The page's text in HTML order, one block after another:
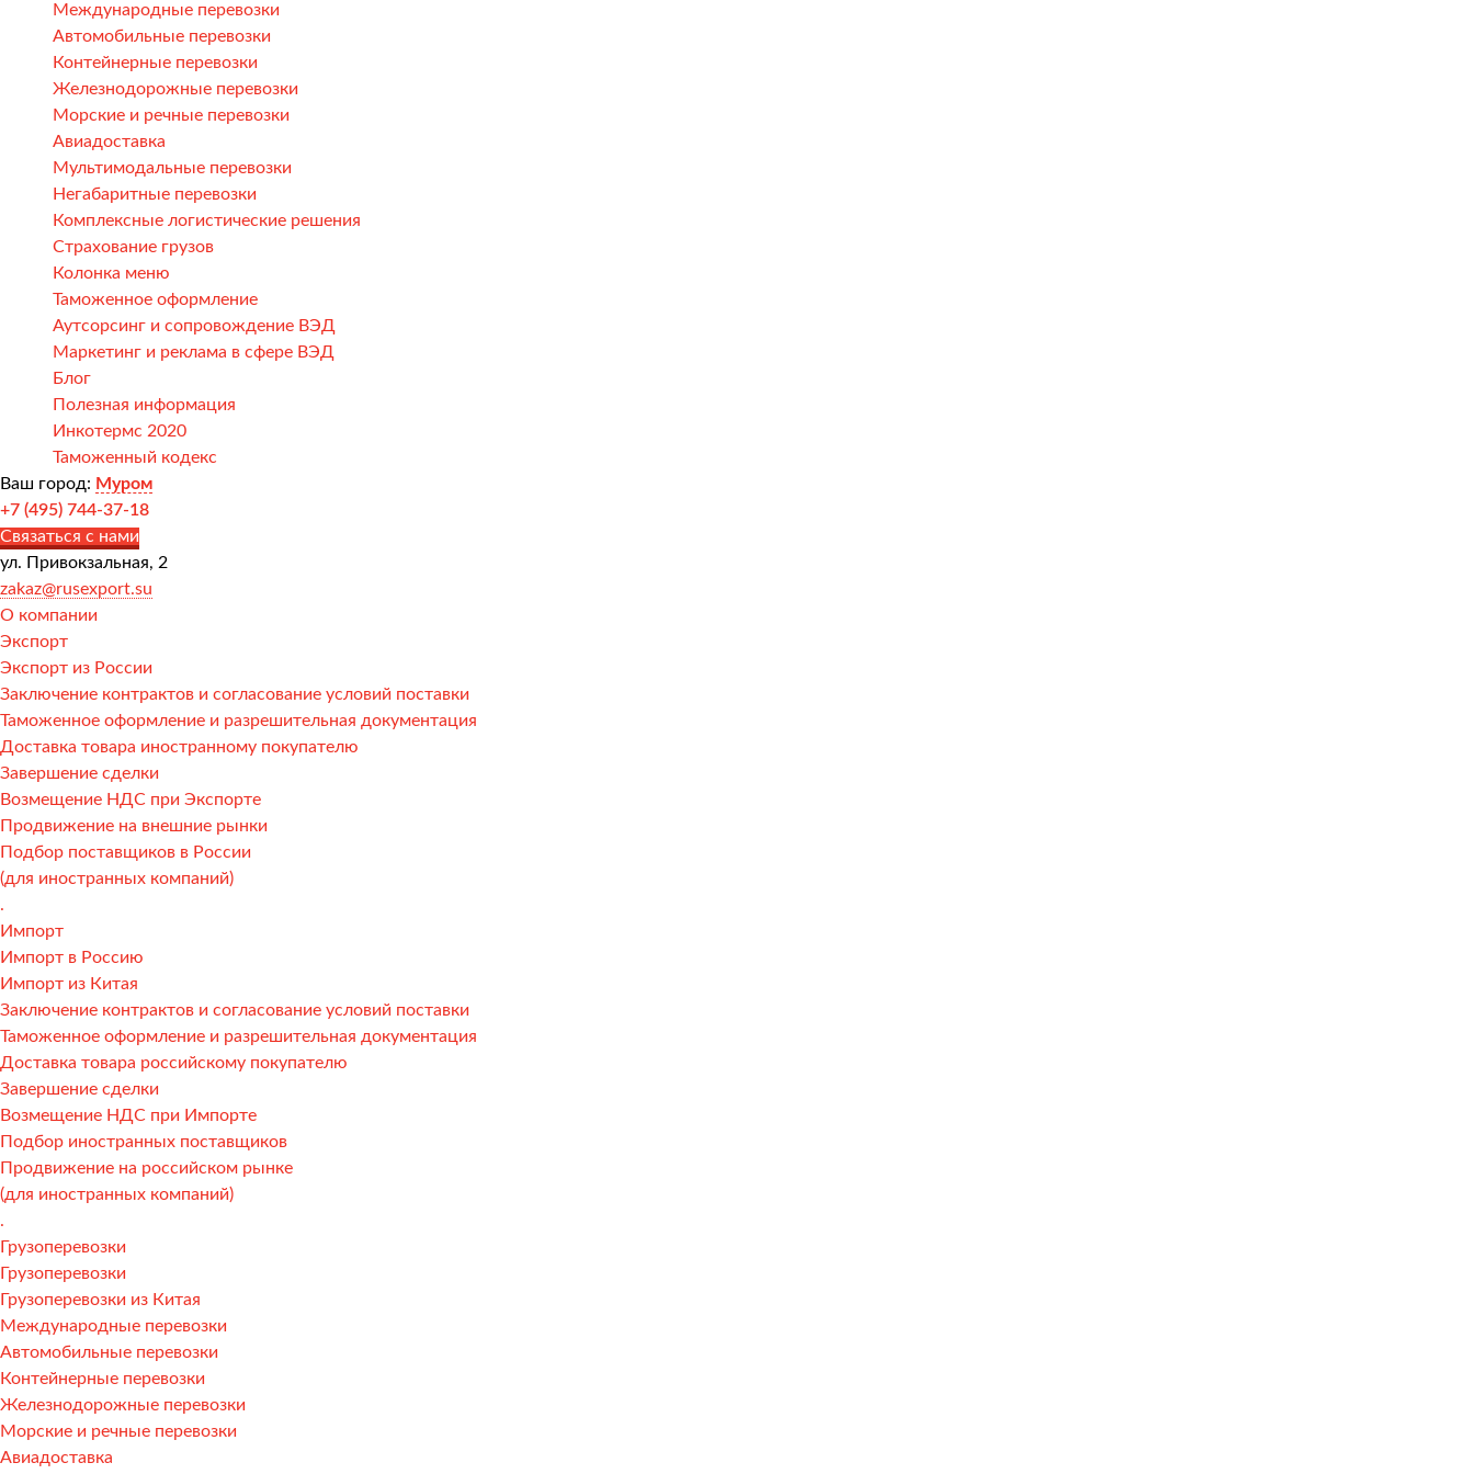
Международные перевозки
Автомобильные перевозки
Контейнерные перевозки
Железнодорожные перевозки
Морские и речные перевозки
Авиадоставка
Мультимодальные перевозки
Негабаритные перевозки
Комплексные логистические решения
Страхование грузов
Колонка меню
Таможенное оформление
Аутсорсинг и сопровождение ВЭД
Маркетинг и реклама в сфере ВЭД
Блог
Полезная информация
Инкотермс 2020
Таможенный кодекс
Ваш город: Муром
+7 (495) 744-37-18
Связаться с нами
ул. Привокзальная, 2
zakaz@rusexport.su
О компании
Экспорт
Экспорт из России
Заключение контрактов и согласование условий поставки
Таможенное оформление и разрешительная документация
Доставка товара иностранному покупателю
Завершение сделки
Возмещение НДС при Экспорте
Продвижение на внешние рынки
Подбор поставщиков в России
(для иностранных компаний)
.
Импорт
Импорт в Россию
Импорт из Китая
Заключение контрактов и согласование условий поставки
Таможенное оформление и разрешительная документация
Доставка товара российскому покупателю
Завершение сделки
Возмещение НДС при Импорте
Подбор иностранных поставщиков
Продвижение на российском рынке
(для иностранных компаний)
.
Грузоперевозки
Грузоперевозки
Грузоперевозки из Китая
Международные перевозки
Автомобильные перевозки
Контейнерные перевозки
Железнодорожные перевозки
Морские и речные перевозки
Авиадоставка